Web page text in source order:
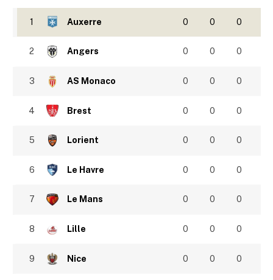
1 Auxerre 0 0 0
2 Angers 0 0 0
3 AS Monaco 0 0 0
4 Brest 0 0 0
5 Lorient 0 0 0
6 Le Havre 0 0 0
7 Le Mans 0 0 0
8 Lille 0 0 0
9 Nice 0 0 0